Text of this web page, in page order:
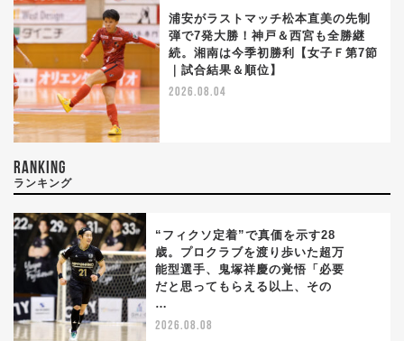
浦安がラストマッチ松本直美の先制
弾で7発大勝！神戸＆西宮も全勝継
続。湘南は今季初勝利【女子Ｆ第7節
｜試合結果＆順位】
2026.08.04
RANKING
ランキング
“フィクソ定着”で真価を示す28
歳。プロクラブを渡り歩いた超万
能型選手、鬼塚祥慶の覚悟「必要
だと思ってもらえる以上、その
…
2026.08.08